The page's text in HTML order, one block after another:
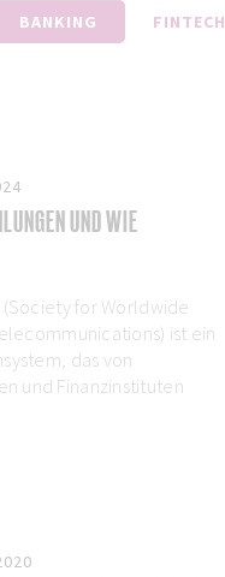
BANKING FINTECH
UND WIE
(Society for Worldwide
ist ein
das von
und Finanzinstituten